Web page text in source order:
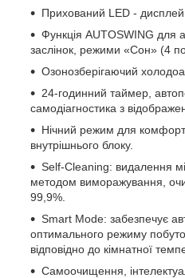
Прихований LED - дисплей.
Функція AUTOSWING для
заслінок, режими «Сон» (4
Озонозберігаючий
24-годинний таймер,
самодіагностика з
Нічний режим для
внутрішнього блоку.
Self-Cleaning: видалення
методом виморажування,
99,9%.
Smart Mode: забезпечує
оптимального режиму
відповідно до кімнатної
Самоочищення,